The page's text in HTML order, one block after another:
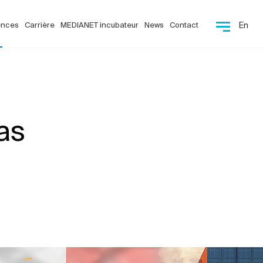
Carrière MEDIANET incubateur News Contact En